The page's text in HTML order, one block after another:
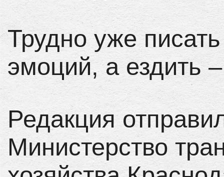
Трудно уже
эмоций, а ездить
Редакция
Министерство